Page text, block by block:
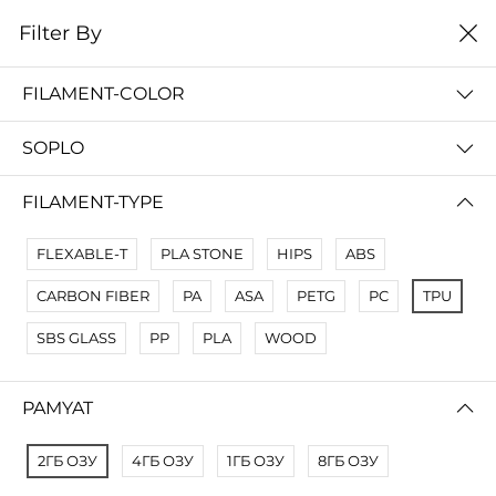
0
No Results
Not Found Filters1
Not Found Filters2
Filter By
FILAMENT-COLOR
SOPLO
FILAMENT-TYPE
FLEXABLE-T PLA STONE HIPS ABS
CARBON FIBER PA ASA PETG PC TPU
SBS GLASS PP PLA WOOD
PAMYAT
2ГБ ОЗУ 4ГБ ОЗУ 1ГБ ОЗУ 8ГБ ОЗУ